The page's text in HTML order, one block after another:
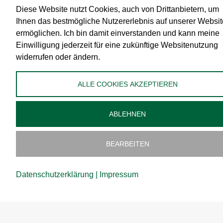
Impressum
Datenschutz
Zahlungsmittel
Widerrufsbelehrung
Cookies bearbeiten
Diese Website nutzt Cookies, auch von Drittanbietern, um
Ihnen das bestmögliche Nutzererlebnis auf unserer
ermöglichen. Ich bin damit einverstanden und kann meine
Einwilligung jederzeit für eine zukünftige Websitenutzung
widerrufen oder ändern.
ALLE COOKIES AKZEPTIEREN
ABLEHNEN
BEARBEITEN
Datenschutzerklärung Impressum